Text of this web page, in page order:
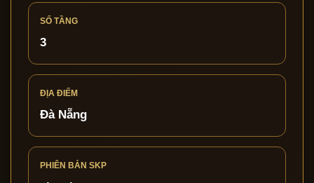
SỐ TẦNG
3
ĐỊA ĐIỂM
Đà Nẵng
PHIÊN BẢN SKP